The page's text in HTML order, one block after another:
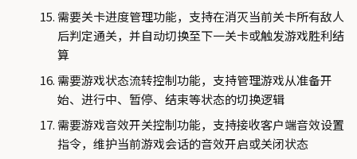
需要关卡进度管理功能，支持在消灭当前关卡所有敌人
后判定通关，并自动切换至下一关卡或触发游戏胜利结
算
需要游戏状态流转控制功能，支持管理游戏从准备开
始、进行中、暂停、结束等状态的切换逻辑
需要游戏音效开关控制功能，支持接收客户端音效设置
指令，维护当前游戏会话的音效开启或关闭状态